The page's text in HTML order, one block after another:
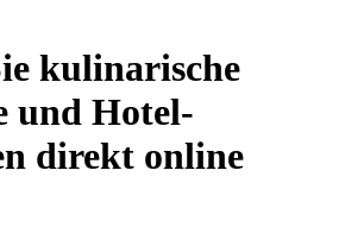
kulinarische
und Hotel-
direkt online